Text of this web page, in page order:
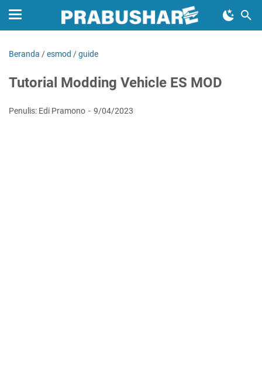
Beranda /esmod /guide
Tutorial Modding Vehicle ES MOD
Penulis: Edi Pramono 9/04/2023